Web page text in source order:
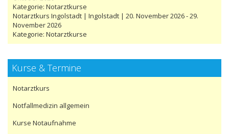
Kategorie: Notarztkurse
Notarztkurs Ingolstadt | Ingolstadt | 20. November 2026 - 29.
November 2026
Kategorie: Notarztkurse
Kurse & Termine
Notarztkurs
Notfallmedizin allgemein
Kurse Notaufnahme